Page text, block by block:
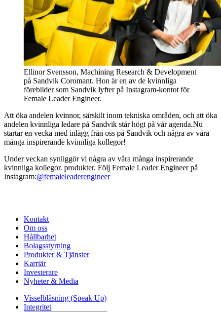
Ellinor Svensson, Machining Research & Development
på Sandvik Coromant. Hon är en av de kvinnliga
förebilder som Sandvik lyfter på Instagram-kontot för
Female Leader Engineer.
Att öka andelen kvinnor, särskilt inom tekniska områden, och att öka
andelen kvinnliga ledare på Sandvik står högt på vår agenda.Nu
startar en vecka med inlägg från oss på Sandvik och några av våra
många inspirerande kvinnliga kollegor!
Under veckan synliggör vi några av våra många inspirerande
kvinnliga kollegor. produkter. Följ Female Leader Engineer på
Instagram:@femaleleaderengineer
Kontakt
Om oss
Hållbarhet
Bolagsstyrning
Produkter & Tjänster
Karriär
Investerare
Nyheter & Media
Visselblåsning (Speak Up)
Integritet